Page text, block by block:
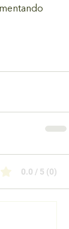
0.0 / 5 (0)